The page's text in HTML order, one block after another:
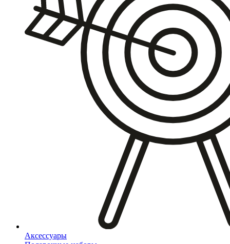
Аксессуары